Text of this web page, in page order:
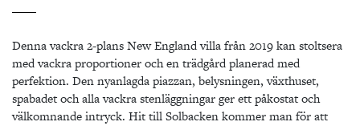
Denna vackra 2-plans New England villa från 2019 kan stoltsera
med vackra proportioner och en trädgård planerad med
perfektion. Den nyanlagda piazzan, belysningen, växthuset,
spabadet och alla vackra stenläggningar ger ett påkostat och
välkomnande intryck. Hit till Solbacken kommer man för att